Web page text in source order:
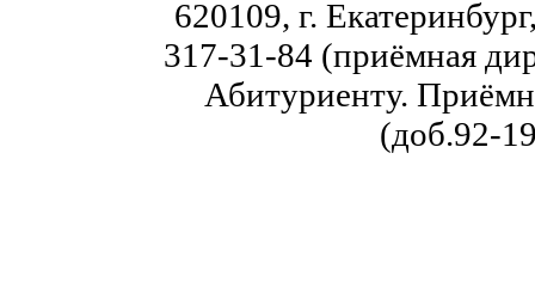
620109, г.
317-31-84 (приёмная
Абитуриенту.
(доб.92-